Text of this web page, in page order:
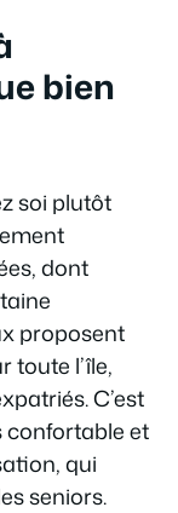
bien
soi plutôt
dont
proposent
toute l’île,
C’est
confortable et
qui
seniors.